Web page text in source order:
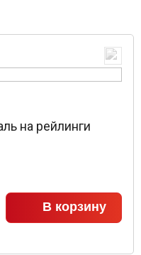
на рейлинги
В корзину